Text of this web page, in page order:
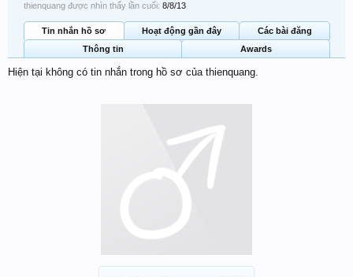
thienquang được nhìn thấy lần cuối: 8/8/13
Tin nhắn hồ sơ Hoạt động gần đây
Các bài đăng
Thông tin
Awards
Hiện tại không có tin nhắn trong hồ sơ của thienquang.